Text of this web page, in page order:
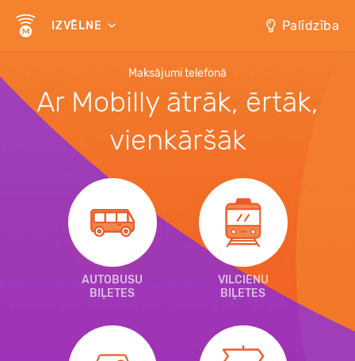
IZVĒLNE Palīdzība
Maksājumi telefonā
Ar Mobilly ātrāk, ērtāk,
vienkāršāk
AUTOBUSU
BIĻETES
VILCIENU
BIĻETES